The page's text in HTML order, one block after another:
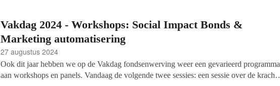
Vakdag 2024 - Workshops: Social Impact Bonds &
Marketing automatisering
27 augustus 2024
Ook dit jaar hebben we op de Vakdag fondsenwerving weer een gevarieerd programma
aan workshops en panels. Vandaag de volgende twee sessies: een sessie over de kracht